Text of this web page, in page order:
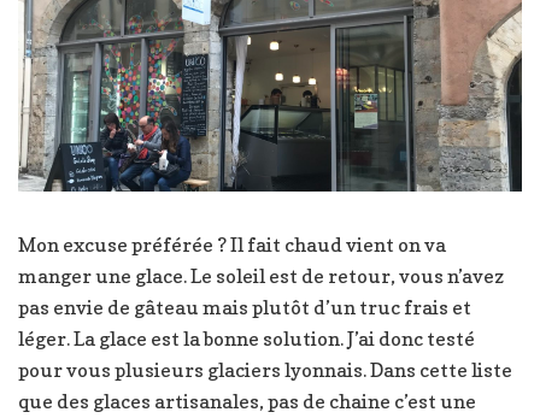
Mon excuse préférée ? Il fait chaud vient on va
manger une glace. Le soleil est de retour, vous n’avez
pas envie de gâteau mais plutôt d’un truc frais et
léger. La glace est la bonne solution. J’ai donc testé
pour vous plusieurs glaciers lyonnais. Dans cette liste
que des glaces artisanales, pas de chaine c’est une